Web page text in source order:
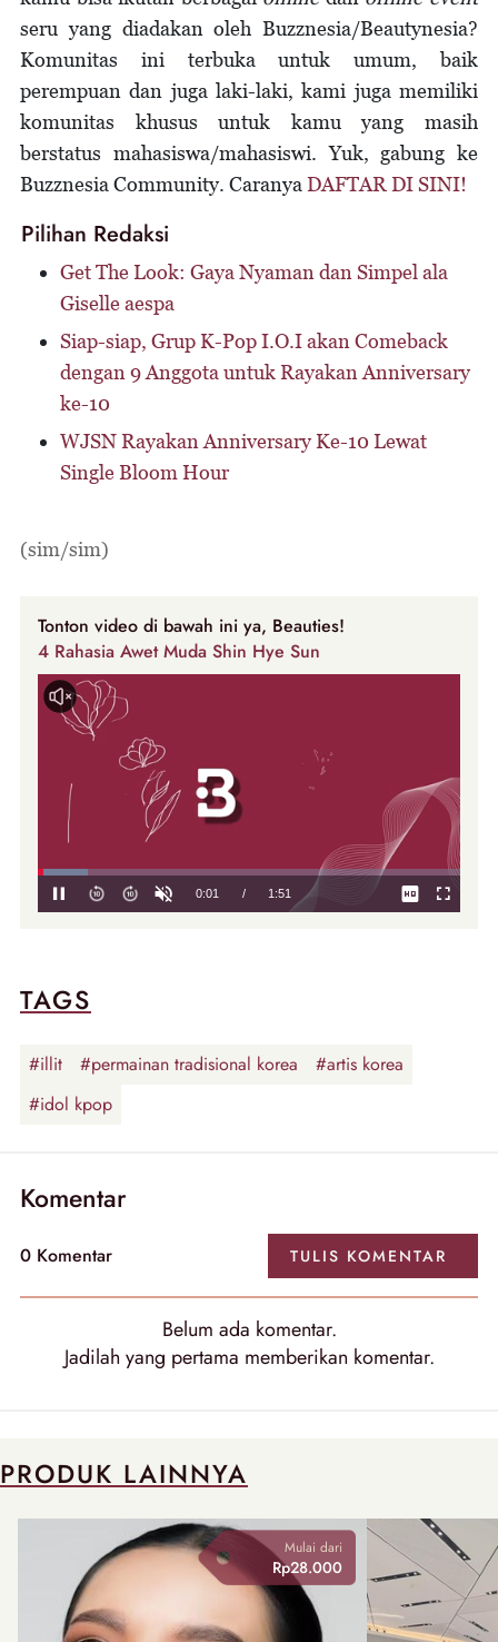
seru yang diadakan oleh Buzznesia/Beautynesia?
Komunitas ini terbuka untuk umum, baik
perempuan dan juga laki-laki, kami juga memiliki
komunitas khusus untuk kamu yang masih
berstatus mahasiswa/mahasiswi. Yuk, gabung ke
Buzznesia Community. Caranya DAFTAR DI SINI!
Pilihan Redaksi
Get The Look: Gaya Nyaman dan Simpel ala
Giselle aespa
Siap-siap, Grup K-Pop I.O.I akan Comeback
dengan 9 Anggota untuk Rayakan Anniversary
ke-10
WJSN Rayakan Anniversary Ke-10 Lewat
Single Bloom Hour
(sim/sim)
Tonton video di bawah ini ya, Beauties!
4 Rahasia Awet Muda Shin Hye Sun
TAGS
#illit #permainan tradisional korea
#artis korea
#idol kpop
Komentar
0 Komentar TULIS KOMENTAR
Belum ada komentar.
Jadilah yang pertama memberikan komentar.
PRODUK LAINNYA
Mulai dari
Rp28.000